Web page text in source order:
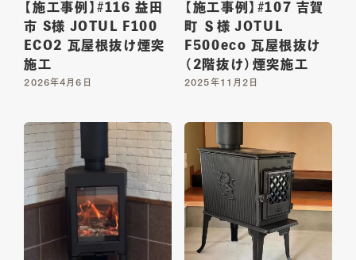
トップ 私たちについて
03
SERVICE
04
ITEM
05
WORKS
施工一覧
MAGAZINE
読み物一覧
08
【施工事例】#116 益田
市 S様 JOTUL F100
ECO2 瓦屋根抜け煙突
施工
2026年4月6日
【施工事例】#107 吉賀
町 Ｓ様 JOTUL
F500eco 瓦屋根抜け
（2階抜け）煙突施工
2025年11月2日